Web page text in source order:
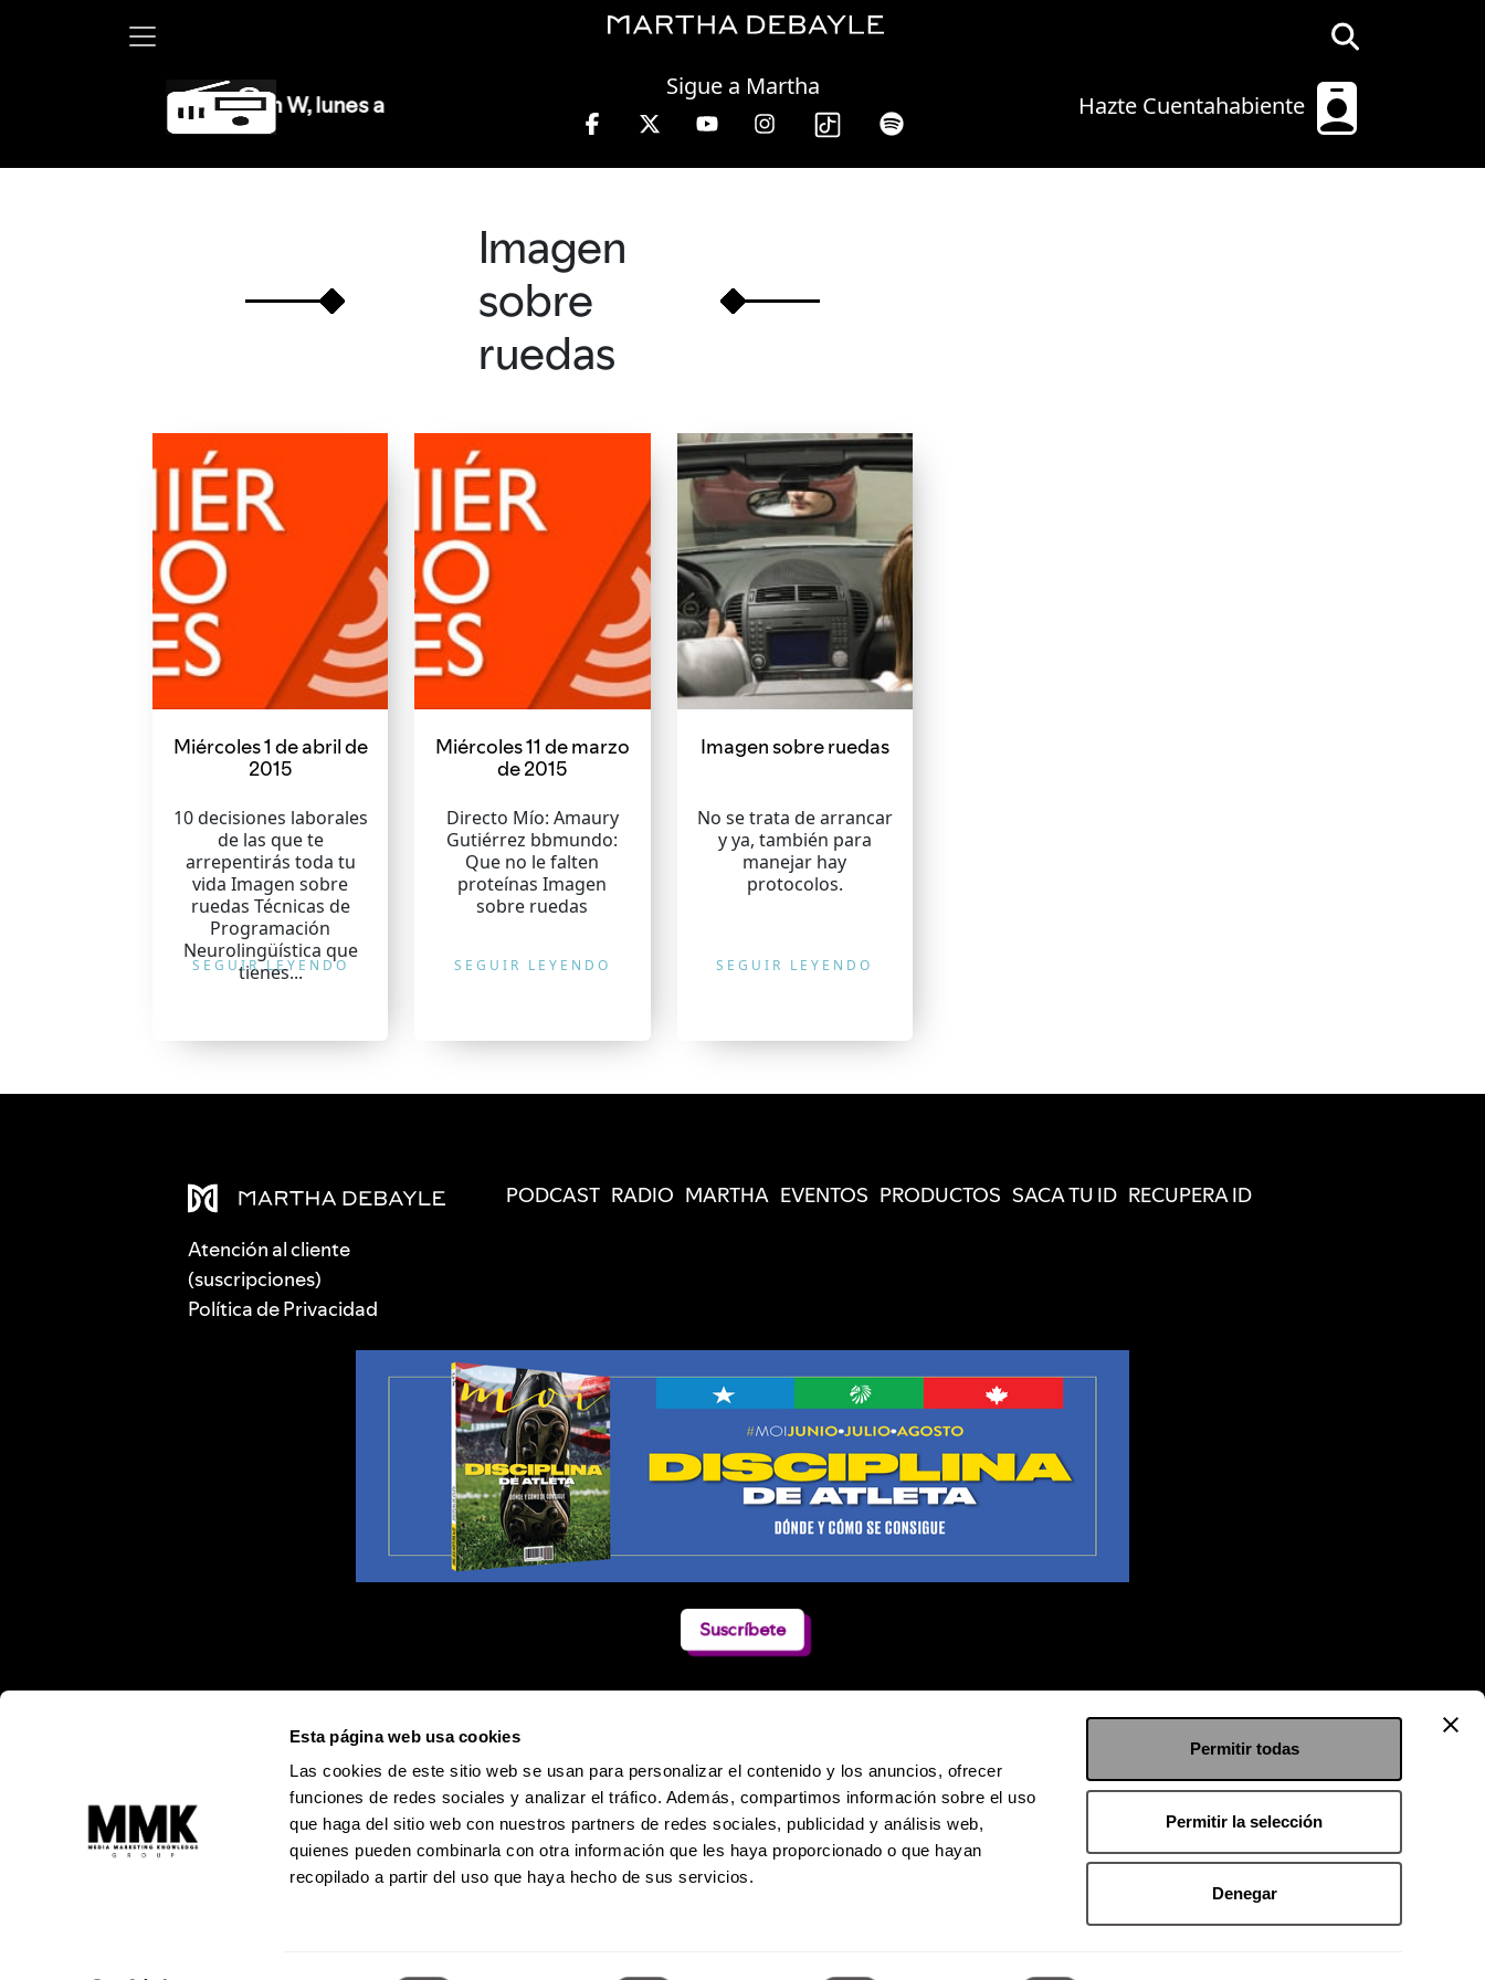
Esta página web usa cookies
Las cookies de este sitio web se usan para personalizar el contenido y los anuncios, ofrecer
funciones de redes sociales y analizar el tráfico. Además, compartimos información sobre el uso
que haga del sitio web con nuestros partners de redes sociales, publicidad y análisis web,
quienes pueden combinarla con otra información que les haya proporcionado o que hayan
recopilado a partir del uso que haya hecho de sus servicios.
Permitir todas
Permitir la selección
Denegar
Hazte Cuentahabiente
Sigue a Martha
Martha Debayle en W, lunes a viernes de 10 a 13 hrs.
Imagen
sobre
ruedas
Miércoles 1 de abril de
2015
10 decisiones laborales
de las que te
arrepentirás toda tu
vida Imagen sobre
ruedas Técnicas de
Programación
Neurolingüística que
tienes...
SEGUIR LEYENDO
Miércoles 11 de marzo
de 2015
Directo Mío: Amaury
Gutiérrez bbmundo:
Que no le falten
proteínas Imagen
sobre ruedas
SEGUIR LEYENDO
Imagen sobre ruedas
No se trata de arrancar
y ya, también para
manejar hay
protocolos.
SEGUIR LEYENDO
Atención al cliente
(suscripciones)
Política de Privacidad
PODCAST RADIO MARTHA EVENTOS PRODUCTOS SACA TU ID RECUPERA ID
Suscríbete